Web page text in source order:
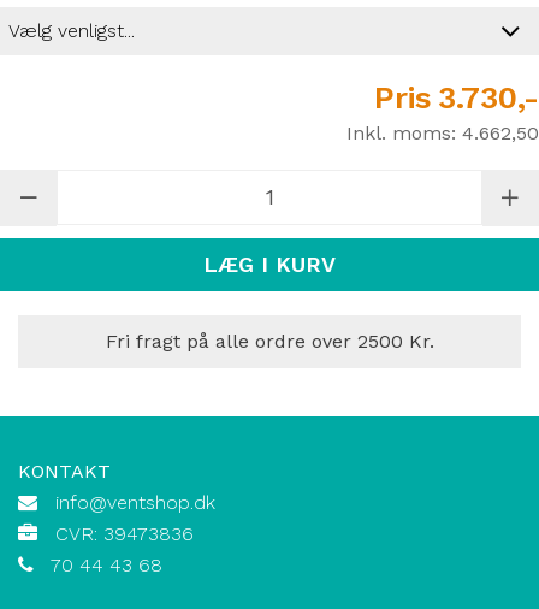
Pris 3.730,-
Inkl. moms: 4.662,50
LÆG I KURV
Fri fragt på alle ordre over 2500 Kr.
KONTAKT
info@ventshop.dk
CVR: 39473836
70 44 43 68